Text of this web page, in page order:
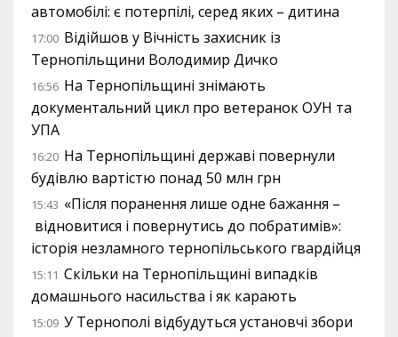
автомобілі: є потерпілі, серед яких – дитина
17:00 Відійшов у Вічність захисник із
Тернопільщини Володимир Дичко
16:56 На Тернопільщині знімають
документальний цикл про ветеранок ОУН та
УПА
16:20 На Тернопільщині державі повернули
будівлю вартістю понад 50 млн грн
15:43 «Після поранення лише одне бажання –
відновитися і повернутись до побратимів»:
історія незламного тернопільського гвардійця
15:11 Скільки на Тернопільщині випадків
домашнього насильства і як карають
15:09 У Тернополі відбудуться установчі збори